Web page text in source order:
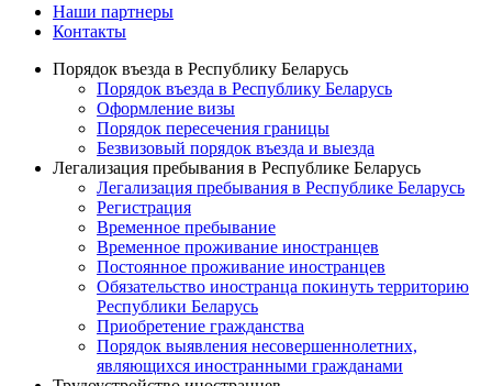
Наши партнеры
Контакты
Порядок въезда в Республику Беларусь
Порядок въезда в Республику Беларусь
Оформление визы
Порядок пересечения границы
Безвизовый порядок въезда и выезда
Легализация пребывания в Республике Беларусь
Легализация пребывания в Республике Беларусь
Регистрация
Временное пребывание
Временное проживание иностранцев
Постоянное проживание иностранцев
Обязательство иностранца покинуть территорию
Республики Беларусь
Приобретение гражданства
Порядок выявления несовершеннолетних,
являющихся иностранными гражданами